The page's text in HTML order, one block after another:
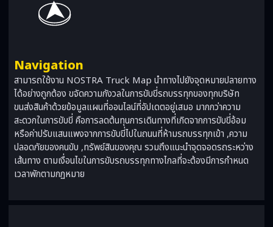
Navigation
สามารถใช้งาน NOSTRA Truck Map นำทางไปยังจุดหมายปลายทาง
ได้อย่างถูกต้อง ขจัดความกังวลในการขับขี่รถบรรทุกของทุกบริษัท
ขนส่งสินค้าด้วยข้อมูลแผนที่ออนไลน์ที่อัปเดตอยู่เสมอ มากกว่าความ
สะดวกในการขับขี่ คือการลดต้นทุนการเดินทางที่เกิดจากการขับขี่อ้อม
หรือค่าปรับแสนแพงจากการขับขี่ไปในถนนที่ห้ามรถบรรทุกเข้า ,ความ
ปลอดภัยของคนขับ ,ทรัพย์สินของคุณ รวมถึงแนะนำจุดจอดรถระหว่าง
เส้นทาง ตามเงื่อนไขในการขับรถบรรทุกทางไกลที่จะต้องมีการกำหนด
เวลาพักตามกฏหมาย